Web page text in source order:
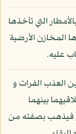
التي تأخذها
الأرضية
عليه.
العذب الفرات و
بينهما
فيذهب بصفته من